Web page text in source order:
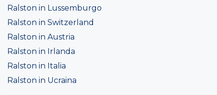
Ralston in Lussemburgo
Ralston in Switzerland
Ralston in Austria
Ralston in Irlanda
Ralston in Italia
Ralston in Ucraina